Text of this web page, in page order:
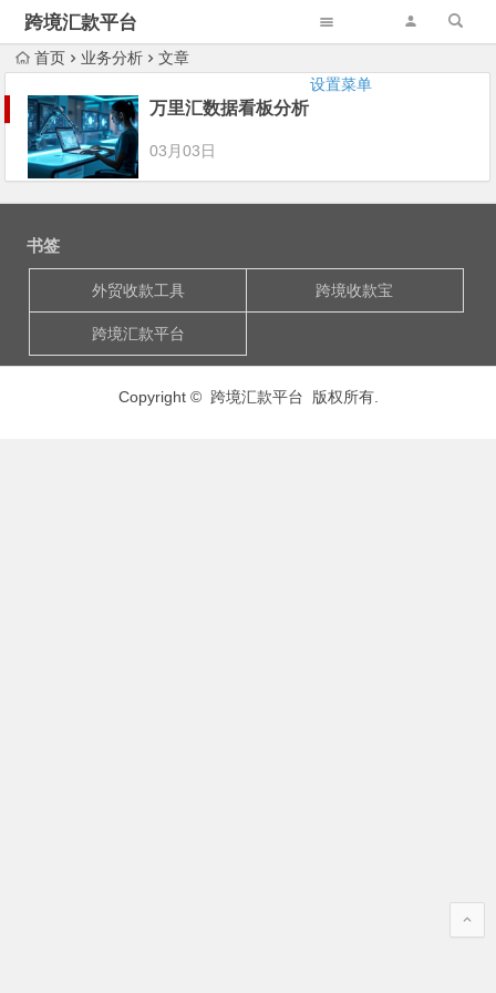
跨境汇款平台
设置菜单
首页 业务分析 文章
万里汇数据看板分析
03月03日
书签
外贸收款工具 跨境收款宝
跨境汇款平台
Copyright © 跨境汇款平台 版权所有.